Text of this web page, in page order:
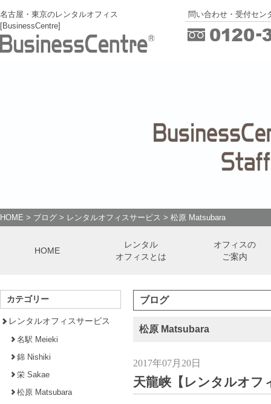
名古屋・東京のレンタルオフィス
[BusinessCentre]
問い合わせ・受付セン
HOME > ブログ > レンタルオフィスサービス > 松原 Matsubara
HOME
レンタル
オフィスとは
オフィスの
ご案内
ブログ
松原 Matsubara
2017年07月20日
天龍峡【レンタルオフ
カテゴリー
レンタルオフィスサービス
名駅 Meieki
錦 Nishiki
栄 Sakae
松原 Matsubara